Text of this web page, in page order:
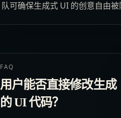
队可确保生成式 UI 的创意自由
FAQ
用户能否直接修改生成
的 UI 代码？